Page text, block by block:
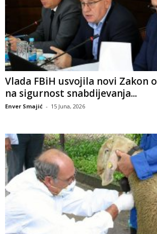
Vlada FBiH usvojila novi Zakon
na sigurnost snabdijevanja...
Enver Smajić - 15 Juna, 2026